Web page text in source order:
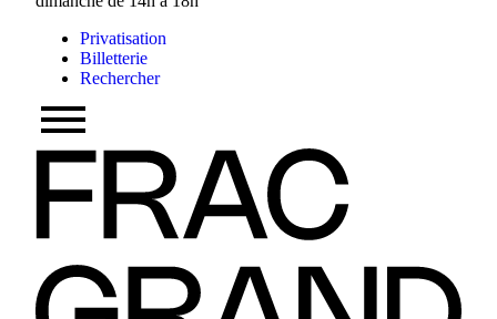
Privatisation
Billetterie
Rechercher